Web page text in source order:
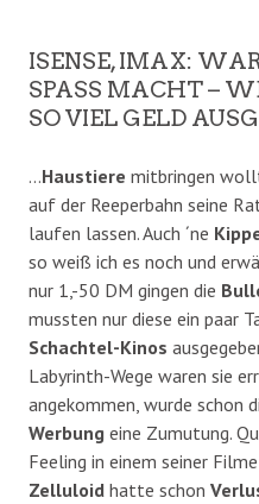
ISENSE, IMAX:
SPASS MACHT –
O VIEL GELD
…Haustiere mitbringen
auf der Reeperbahn seine
laufen lassen. Auch ´ne
so weiß ich es noch und
nur 1,-50 DM gingen die
mussten nur diese ein paar
Schachtel-Kinos
Labyrinth-Wege waren sie
angekommen, wurde schon
Werbung eine Zumutung.
Feeling in einem seiner
Zelluloid hatte schon